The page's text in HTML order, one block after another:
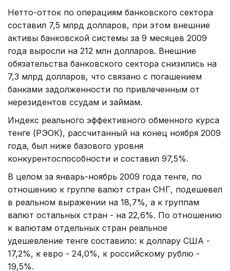
Нетто-отток по операциям банковского сектора
составил 7,5 млрд долларов, при этом внешние
активы банковской системы за 9 месяцев 2009
года выросли на 212 млн долларов. Внешние
обязательства банковского сектора снизились на
7,3 млрд долларов, что связано с погашением
банками задолженности по привлеченным от
нерезидентов ссудам и займам.
Индекс реального эффективного обменного курса
тенге (РЭОК), рассчитанный на конец ноября 2009
года, был ниже базового уровня
конкурентоспособности и составил 97,5%.
В целом за январь-ноябрь 2009 года тенге, по
отношению к группе валют стран СНГ, подешевел
в реальном выражении на 18,7%, а к группам
валют остальных стран - на 22,6%. По отношению
к валютам отдельных стран реальное
удешевление тенге составило: к доллару США -
17,2%, к евро - 24,0%, к российскому рублю -
19,5%.